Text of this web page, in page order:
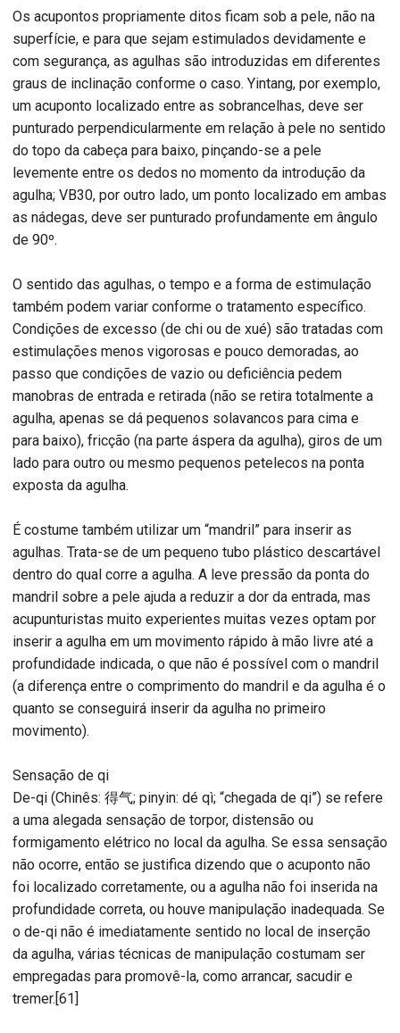
Os acupontos propriamente ditos ficam sob a pele, não na
superfície, e para que sejam estimulados devidamente e
com segurança, as agulhas são introduzidas em diferentes
graus de inclinação conforme o caso. Yintang, por exemplo,
um acuponto localizado entre as sobrancelhas, deve ser
punturado perpendicularmente em relação à pele no sentido
do topo da cabeça para baixo, pinçando-se a pele
levemente entre os dedos no momento da introdução da
agulha; VB30, por outro lado, um ponto localizado em ambas
as nádegas, deve ser punturado profundamente em ângulo
de 90º.
O sentido das agulhas, o tempo e a forma de estimulação
também podem variar conforme o tratamento específico.
Condições de excesso (de chi ou de xué) são tratadas com
estimulações menos vigorosas e pouco demoradas, ao
passo que condições de vazio ou deficiência pedem
manobras de entrada e retirada (não se retira totalmente a
agulha, apenas se dá pequenos solavancos para cima e
para baixo), fricção (na parte áspera da agulha), giros de um
lado para outro ou mesmo pequenos petelecos na ponta
exposta da agulha.
É costume também utilizar um “mandril” para inserir as
agulhas. Trata-se de um pequeno tubo plástico descartável
dentro do qual corre a agulha. A leve pressão da ponta do
mandril sobre a pele ajuda a reduzir a dor da entrada, mas
acupunturistas muito experientes muitas vezes optam por
inserir a agulha em um movimento rápido à mão livre até a
profundidade indicada, o que não é possível com o mandril
(a diferença entre o comprimento do mandril e da agulha é o
quanto se conseguirá inserir da agulha no primeiro
movimento).
Sensação de qi
De-qi (Chinês: 得气; pinyin: dé qì; “chegada de qi”) se refere
a uma alegada sensação de torpor, distensão ou
formigamento elétrico no local da agulha. Se essa sensação
não ocorre, então se justifica dizendo que o acuponto não
foi localizado corretamente, ou a agulha não foi inserida na
profundidade correta, ou houve manipulação inadequada. Se
o de-qi não é imediatamente sentido no local de inserção
da agulha, várias técnicas de manipulação costumam ser
empregadas para promovê-la, como arrancar, sacudir e
tremer.[61]